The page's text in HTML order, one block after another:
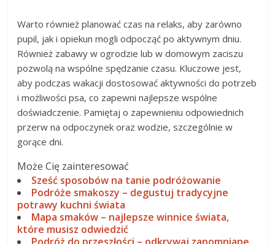
Warto również planować czas na relaks, aby zarówno
pupil, jak i opiekun mogli odpocząć po aktywnym dniu.
Również zabawy w ogrodzie lub w domowym zaciszu
pozwolą na wspólne spędzanie czasu. Kluczowe jest,
aby podczas wakacji dostosować aktywności do potrzeb
i możliwości psa, co zapewni najlepsze wspólne
doświadczenie. Pamiętaj o zapewnieniu odpowiednich
przerw na odpoczynek oraz wodzie, szczególnie w
gorące dni.
Może Cię zainteresować
Sześć sposobów na tanie podróżowanie
Podróże smakoszy – degustuj tradycyjne
potrawy kuchni świata
Mapa smaków – najlepsze winnice świata,
które musisz odwiedzić